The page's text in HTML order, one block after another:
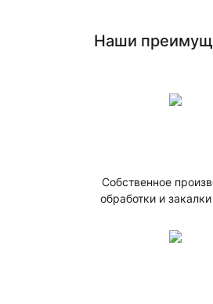
Наши
Собственное
обработки и